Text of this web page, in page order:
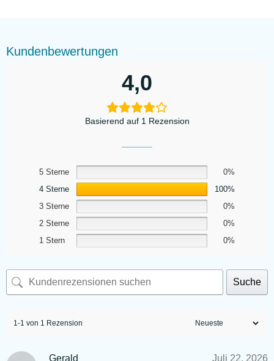
Kundenbewertungen
4,0
Basierend auf 1 Rezension
5 Sterne
0%
4 Sterne
100%
3 Sterne
0%
2 Sterne
0%
1 Stern
0%
Suche
1-1 von 1 Rezension
Gerald Juli 22, 2026